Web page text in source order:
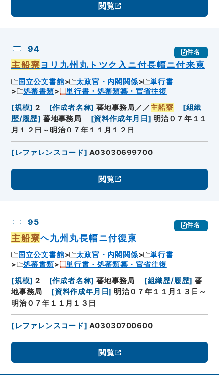
閲覧
94 件名
主船寮ヨリ九州丸トツク入ニ付長幅ニ付来柬
国立公文書館 太政官・内閣関係
単行書
処蕃書類
単行書・処蕃類纂・官省往復
[規模] 2 [作成者名称] 蕃地事務局／／主船寮 [組織
歴/履歴] 蕃地事務局 [資料作成年月日] 明治０７年１１
月１２日～明治０７年１１月１２日
[レファレンスコード] A03030699700
閲覧
95 件名
主船寮ヘ九州丸長幅ニ付復柬
国立公文書館 太政官・内閣関係
単行書
処蕃書類
単行書・処蕃類纂・官省往復
[規模] 2 [作成者名称] 蕃地事務局 [組織歴/履歴] 蕃
地事務局
[資料作成年月日] 明治０７年１１月１３日～
明治０７年１１月１３日
[レファレンスコード] A03030700600
閲覧